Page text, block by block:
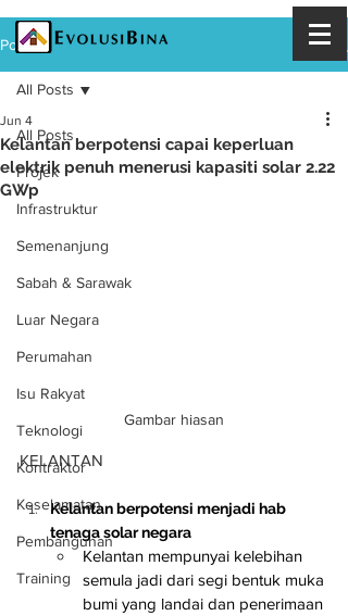
Post
All Posts
Projek
Infrastruktur
Semenanjung
Sabah & Sarawak
Luar Negara
Perumahan
Isu Rakyat
Teknologi
Kontraktor
Keselamatan
Pembangunan
Training
All Posts
Kelantan berpotensi capai keperluan
elektrik penuh menerusi kapasiti solar 2.22
GWp
Jun 4
Gambar hiasan
KELANTAN
Kelantan berpotensi menjadi hab
tenaga solar negara
Kelantan mempunyai kelebihan
semula jadi dari segi bentuk muka
bumi yang landai dan penerimaan